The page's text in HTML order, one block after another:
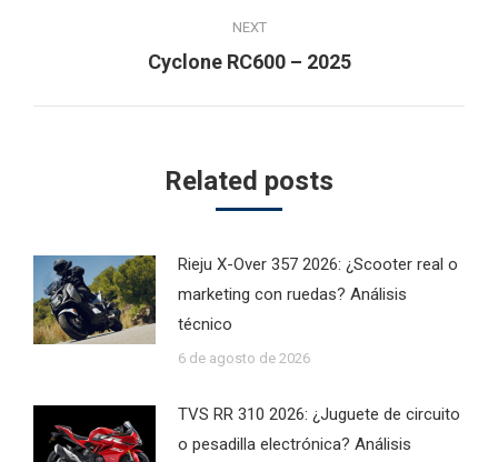
NEXT
Next
Cyclone RC600 – 2025
Related posts
Rieju X-Over 357 2026: ¿Scooter real o
marketing con ruedas? Análisis
técnico
6 de agosto de 2026
TVS RR 310 2026: ¿Juguete de circuito
o pesadilla electrónica? Análisis